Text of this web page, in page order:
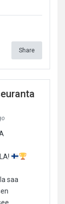
Share
saa